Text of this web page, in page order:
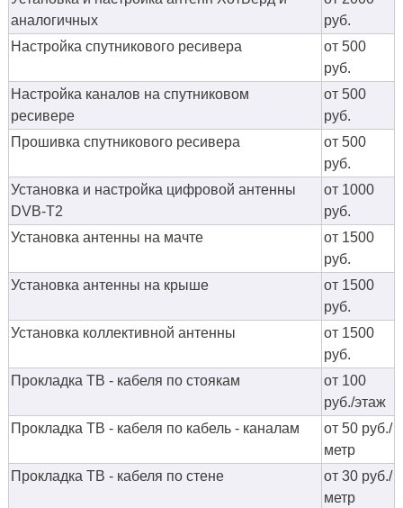
аналогичных
руб.
Настройка спутникового ресивера
от 500
руб.
Настройка каналов на спутниковом
ресивере
от 500
руб.
Прошивка спутникового ресивера
от 500
руб.
Установка и настройка цифровой антенны
DVB-T2
от 1000
руб.
Установка антенны на мачте
от 1500
руб.
Установка антенны на крыше
от 1500
руб.
Установка коллективной антенны
от 1500
руб.
Прокладка ТВ - кабеля по стоякам
от 100
руб./этаж
Прокладка ТВ - кабеля по кабель - каналам
от 50 руб./
метр
Прокладка ТВ - кабеля по стене
от 30 руб./
метр